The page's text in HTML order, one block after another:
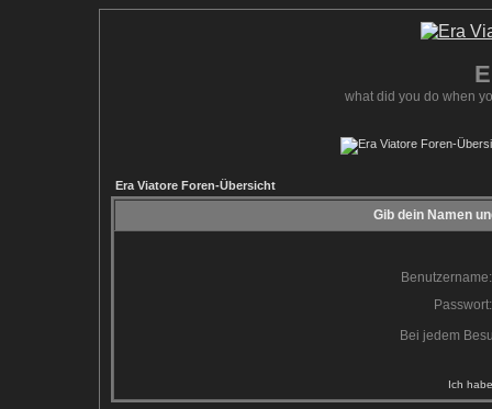
what did you do when
Era Viatore Foren-Übersicht
Gib dein Namen
Benutzername:
Passwort:
Bei jedem
Ich